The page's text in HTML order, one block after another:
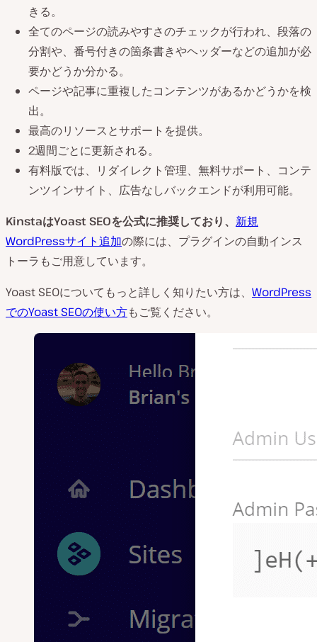
きる。
全てのページの読みやすさのチェックが行われ、段落の
分割や、番号付きの箇条書きやヘッダーなどの追加が必
要かどうか分かる。
ページや記事に重複したコンテンツがあるかどうかを検
出。
最高のリソースとサポートを提供。
2週間ごとに更新される。
有料版では、リダイレクト管理、無料サポート、コンテ
ンツインサイト、広告なしバックエンドが利用可能。
KinstaはYoast SEOを公式に推奨しており、 新規
WordPressサイト追加の際には、プラグインの自動インス
トーラもご用意しています。
Yoast SEOについてもっと詳しく知りたい方は、 WordPress
でのYoast SEOの使い方もご覧ください。